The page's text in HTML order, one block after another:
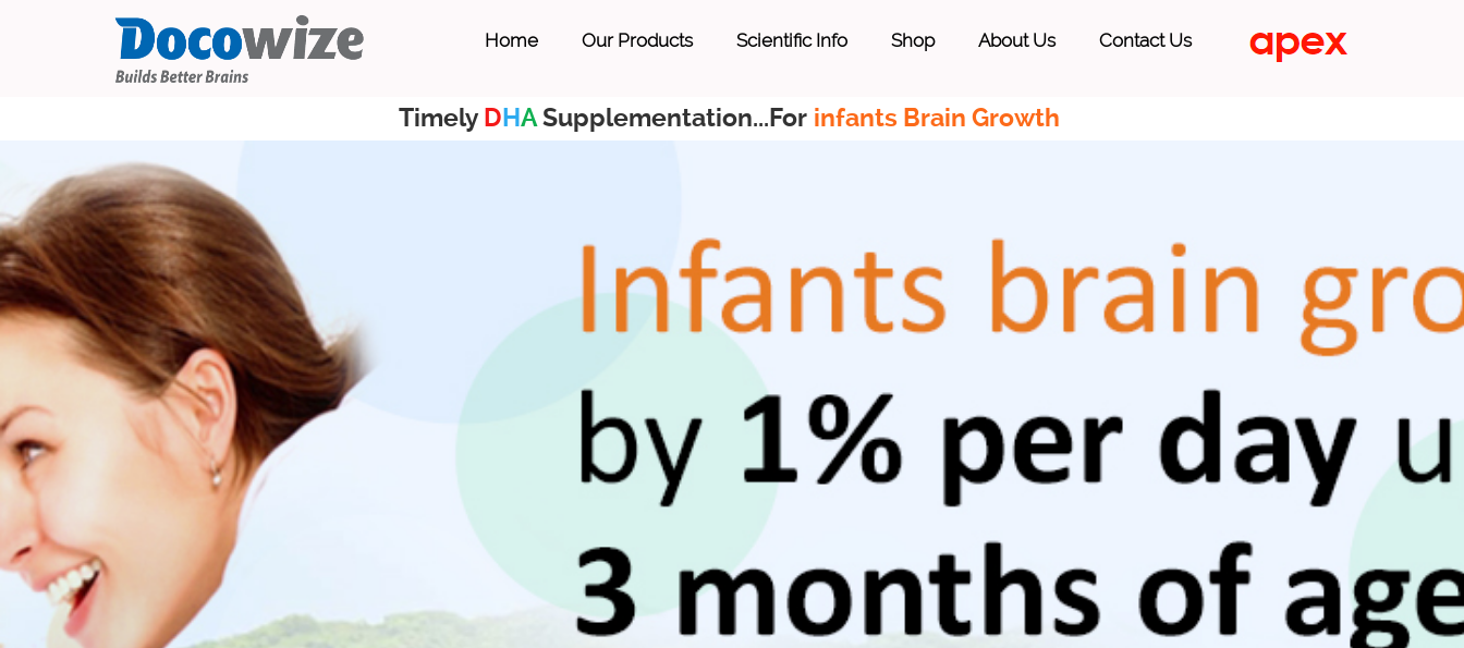
Home Our Products Scientific Info Shop About Us Contact Us
Timely DHASupplementation...For infants Brain Growth